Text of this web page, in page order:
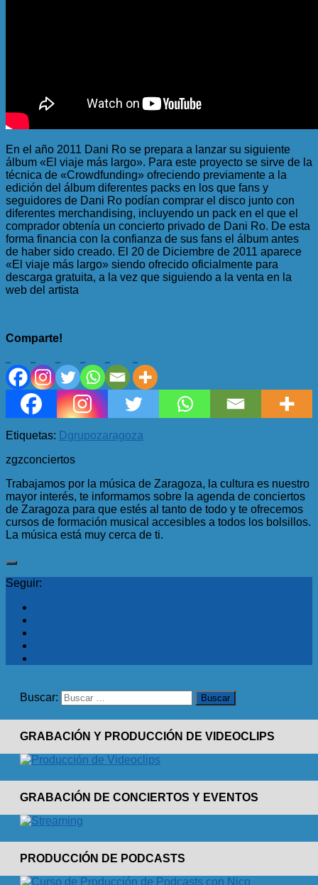
En el año 2011 Dani Ro se prepara a lanzar su siguiente
álbum «El viaje más largo». Para este proyecto se sirve de la
técnica de «Crowdfunding» ofreciendo previamente a la
edición del álbum diferentes packs en los que fans y
seguidores de Dani Ro podían comprar el disco junto con
diferentes merchandising, incluyendo un pack en el que el
comprador obtenía un concierto privado de Dani Ro. De esta
forma financia con la confianza de sus fans el álbum antes
de haber sido creado. El 20 de Diciembre de 2011 aparece
«El viaje más largo» siendo ofrecido oficialmente para
descarga gratuita, a la vez que siguiendo a la venta en la
web del artista
Comparte!
Etiquetas: Dgrupozaragoza
zgzconciertos
Trabajamos por la música de Zaragoza, la cultura es nuestro
mayor interés, te informamos sobre la agenda de conciertos
de Zaragoza para que estés al tanto de todo y te ofrecemos
cursos de formación musical accesibles a todos los bolsillos.
La música está muy cerca de ti.
Seguir:
Buscar:
GRABACIÓN Y PRODUCCIÓN DE VIDEOCLIPS
GRABACIÓN DE CONCIERTOS Y EVENTOS
PRODUCCIÓN DE PODCASTS